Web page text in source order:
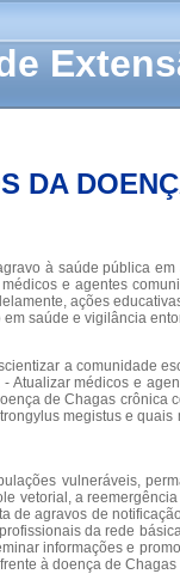
DA
à saúde pública
e agentes
ações
saúde e vigilância
a comunidade
Atualizar médicos e
de Chagas
megistus e
vulneráveis,
vetorial, a
de agravos de
da rede
informações e
à doença de Chagas